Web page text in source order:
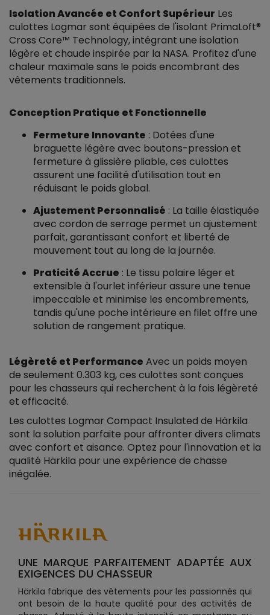
Isolation Avancée et Confort Supérieur Les
culottes Logmar sont équipées de l'isolant PrimaLoft®
Cross Core™ Technology, intégrant une isolation
légère et chaude inspirée par la NASA. Profitez d'une
chaleur maximale sans le poids encombrant des
vêtements traditionnels.
Conception Pratique et Fonctionnelle
Fermeture Innovante : Dotées d'une
braguette légère avec boutons-pression et
fermeture à glissière pliable, ces culottes
assurent une facilité d'utilisation tout en
réduisant le poids global.
Ajustement Personnalisé : La taille élastiquée
avec cordon de serrage permet un ajustement
parfait, garantissant confort et liberté de
mouvement tout au long de la journée.
Praticité Accrue : Le tissu polaire léger et
extensible à l'ourlet inférieur assure une tenue
impeccable et minimise les encombrements,
tandis qu'une poche intérieure en filet offre une
solution de rangement pratique.
Légèreté et Performance Avec un poids moyen
de seulement 0.303 kg, ces culottes sont conçues
pour les chasseurs qui recherchent à la fois légèreté
et efficacité.
Les culottes Logmar Compact Insulated de Härkila
sont la solution parfaite pour affronter divers climats
avec confort et aisance. Optez pour l'innovation et la
qualité Härkila pour une expérience de chasse
inégalée.
UNE MARQUE PARFAITEMENT ADAPTÉE AUX
EXIGENCES DU CHASSEUR
Härkila fabrique des vêtements pour les passionnés qui
ont besoin de la haute qualité pour des activités de